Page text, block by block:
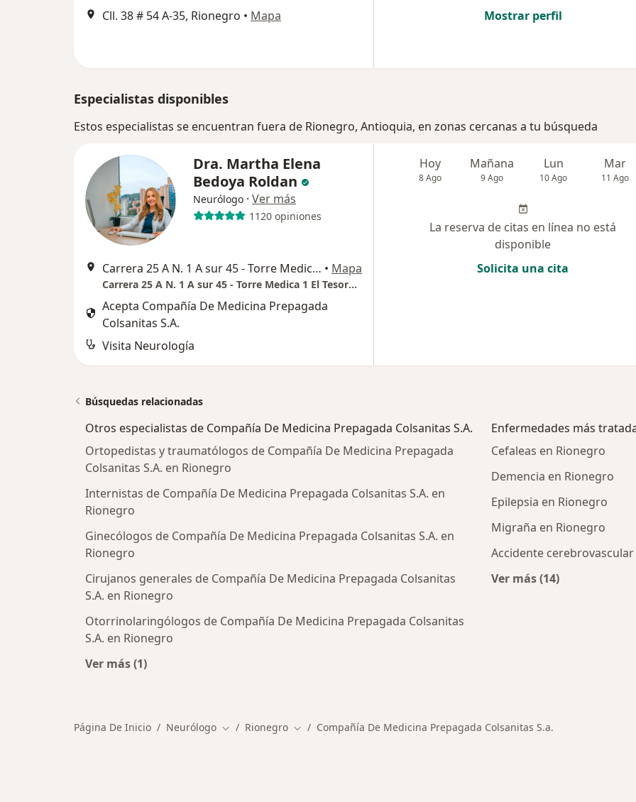
Cll. 38 # 54 A-35, Rionegro • Mapa
Mostrar perfil
Especialistas disponibles
Estos especialistas se encuentran fuera de Rionegro, Antioquia, en zonas cercanas a tu búsqueda
Dra. Martha Elena
Bedoya Roldan
Neurólogo · Ver más
1120 opiniones
Carrera 25 A N. 1 A sur 45 - Torre Medica 1 El Tesoro - consultorio 1332, Medellín • Mapa
Carrera 25 A N. 1 A sur 45 - Torre Medica 1 El Tesoro - consultorio 1332
Acepta Compañía De Medicina Prepagada
Colsanitas S.A.
Visita Neurología
Hoy
8 Ago
Mañana
9 Ago
Lun
10 Ago
Mar
11 Ago
La reserva de citas en línea no está
disponible
Solicita una cita
Búsquedas relacionadas
Otros especialistas de Compañía De Medicina Prepagada Colsanitas S.A.
Ortopedistas y traumatólogos de Compañía De Medicina Prepagada
Colsanitas S.A. en Rionegro
Internistas de Compañía De Medicina Prepagada Colsanitas S.A. en
Rionegro
Ginecólogos de Compañía De Medicina Prepagada Colsanitas S.A. en
Rionegro
Cirujanos generales de Compañía De Medicina Prepagada Colsanitas
S.A. en Rionegro
Otorrinolaringólogos de Compañía De Medicina Prepagada Colsanitas
S.A. en Rionegro
Ver más (1)
Enfermedades más
Cefaleas en Rionegro
Demencia en Rionegro
Epilepsia en Rionegro
Migraña en Rionegro
Accidente
Ver más (14)
Página De Inicio Neurólogo Cambiar de ciudad
Rionegro Cambiar de ciudad
Compañía De Medicina Prepagada Colsanitas S.a.